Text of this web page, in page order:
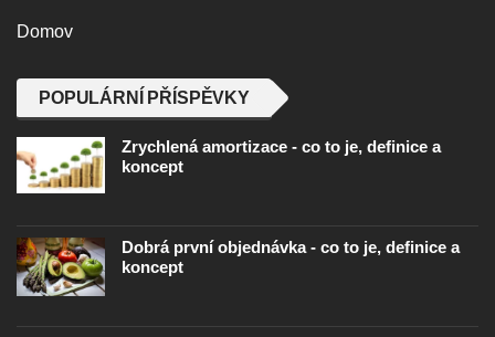
Domov
POPULÁRNÍ PŘÍSPĚVKY
Zrychlená amortizace - co to je, definice a
koncept
Dobrá první objednávka - co to je, definice a
koncept